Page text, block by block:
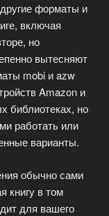
форматы и
включая
но
вытесняют
mobi и azw
Amazon и
библиотеках, но
работать или
варианты.
обычно сами
книгу в том
для вашего